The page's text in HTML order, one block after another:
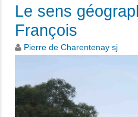
Le sens
François
Pierre de Charentenay sj